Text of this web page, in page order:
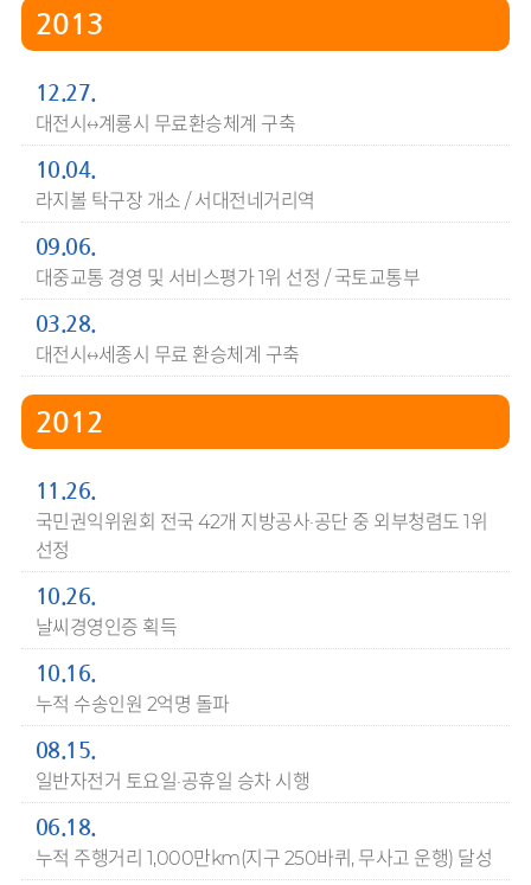
2013
12.27.
대전시↔계룡시 무료환승체계 구축
10.04.
라지볼 탁구장 개소 / 서대전네거리역
09.06.
대중교통 경영 및 서비스평가 1위 선정 / 국토교통부
03.28.
대전시↔세종시 무료 환승체계 구축
2012
11.26.
국민권익위원회 전국 42개 지방공사·공단 중 외부청렴도 1위
선정
10.26.
날씨경영인증 획득
10.16.
누적 수송인원 2억명 돌파
08.15.
일반자전거 토요일·공휴일 승차 시행
06.18.
누적 주행거리 1,000만km(지구 250바퀴, 무사고 운행) 달성